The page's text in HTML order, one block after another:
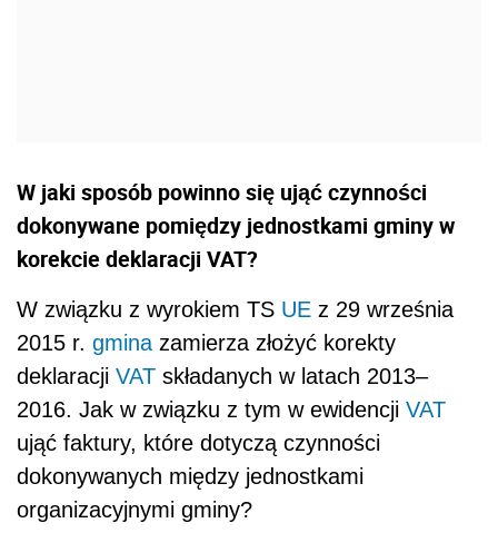
W jaki sposób powinno się ująć czynności
dokonywane pomiędzy jednostkami gminy w
korekcie deklaracji VAT?
W związku z wyrokiem TS UE z 29 września
2015 r. gmina zamierza złożyć korekty
deklaracji VAT składanych w latach 2013–
2016. Jak w związku z tym w ewidencji VAT
ująć faktury, które dotyczą czynności
dokonywanych między jednostkami
organizacyjnymi gminy?